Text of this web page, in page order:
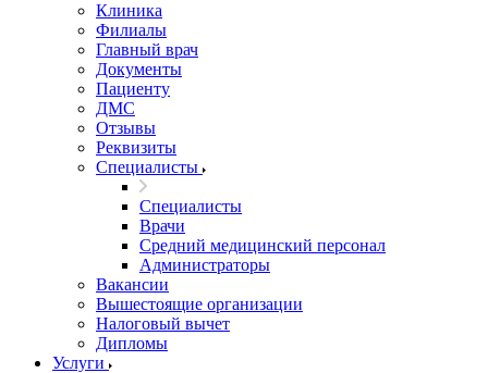
Клиника
Филиалы
Главный врач
Документы
Пациенту
ДМС
Отзывы
Реквизиты
Специалисты
Специалисты
Врачи
Средний медицинский персонал
Администраторы
Вакансии
Вышестоящие организации
Налоговый вычет
Дипломы
Услуги